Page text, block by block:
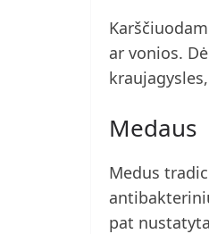
ar vonios.
Medaus
Medus
pat